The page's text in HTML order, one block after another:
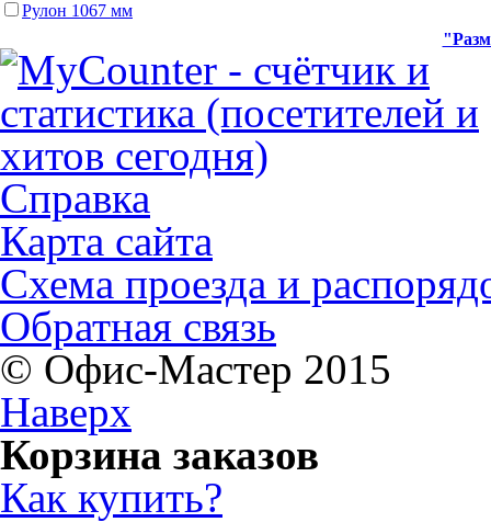
Рулон 1067 мм
Справка
Карта сайта
Схема проезда и
Обратная связь
© Офис-Мастер 2015
Наверх
Корзина заказов
Как купить?